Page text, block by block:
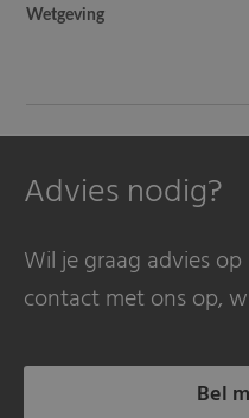
Wetgeving
Advies nodig?
Wil je graag advies
contact met ons op,
Bel